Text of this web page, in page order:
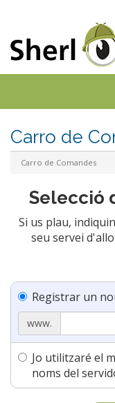
Carro de
Carro de Comandes
Selecció
Si us plau,
seu servei
Registrar un
www.
Jo utilitzaré el
noms del